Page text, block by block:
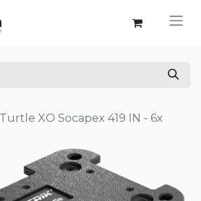
XO Socapex 419 IN - 6x